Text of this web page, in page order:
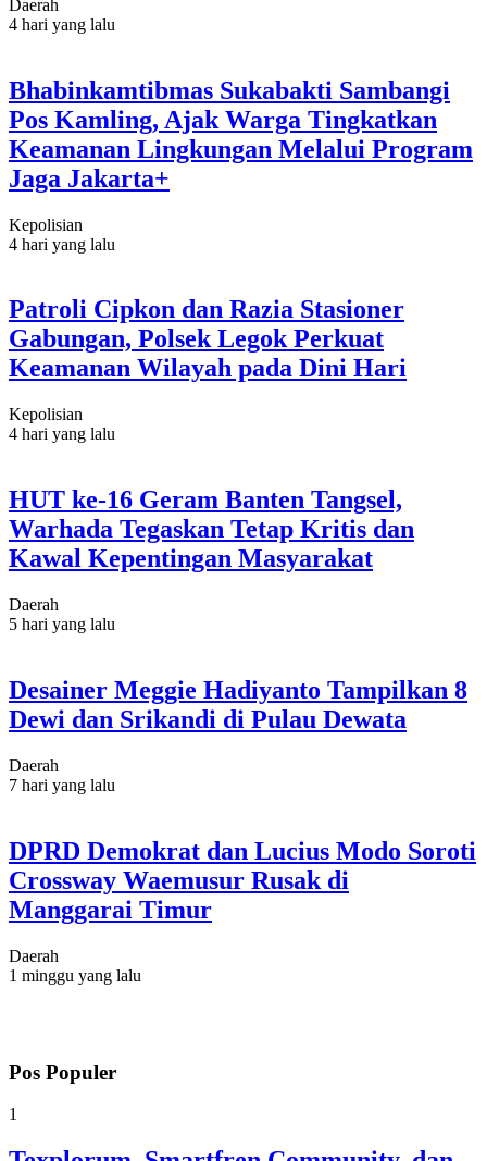
Daerah
4 hari yang lalu
Bhabinkamtibmas Sukabakti Sambangi
Pos Kamling, Ajak Warga Tingkatkan
Keamanan Lingkungan Melalui Program
Jaga Jakarta+
Kepolisian
4 hari yang lalu
Patroli Cipkon dan Razia Stasioner
Gabungan, Polsek Legok Perkuat
Keamanan Wilayah pada Dini Hari
Kepolisian
4 hari yang lalu
HUT ke-16 Geram Banten Tangsel,
Warhada Tegaskan Tetap Kritis dan
Kawal Kepentingan Masyarakat
Daerah
5 hari yang lalu
Desainer Meggie Hadiyanto Tampilkan 8
Dewi dan Srikandi di Pulau Dewata
Daerah
7 hari yang lalu
DPRD Demokrat dan Lucius Modo Soroti
Crossway Waemusur Rusak di
Manggarai Timur
Daerah
1 minggu yang lalu
Pos Populer
1